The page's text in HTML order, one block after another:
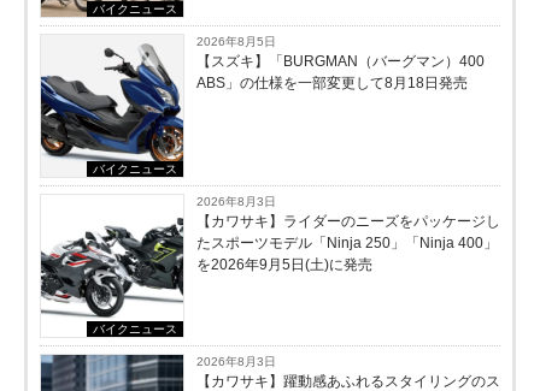
バイクニュース
バイクニュース
2026年8月5日
【スズキ】「BURGMAN（バーグマン）400
ABS」の仕様を一部変更して8月18日発売
バイクニュース
2026年8月3日
【カワサキ】ライダーのニーズをパッケージし
たスポーツモデル「Ninja 250」「Ninja 400」
を2026年9月5日(土)に発売
2026年8月3日
【カワサキ】躍動感あふれるスタイリングのス